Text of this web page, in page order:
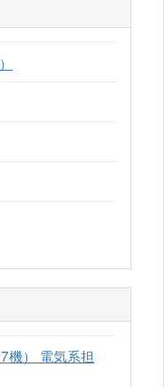
機） 電気系担